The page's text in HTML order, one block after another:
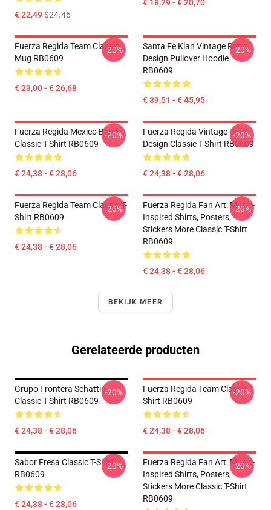
€ 22,49$24.45
€ 18,29 - € 20,70
Fuerza Regida Team Classic
Mug RB0609
€ 23,00 - € 26,68
-20%
Santa Fe Klan Vintage Retro
Design Pullover Hoodie
RB0609
€ 39,51 - € 45,95
-20%
Fuerza Regida Mexico Band
Classic T-Shirt RB0609
€ 24,38 - € 28,06
-20%
Fuerza Regida Vintage Retro
Design Classic T-Shirt RB0609
€ 24,38 - € 28,06
-20%
Fuerza Regida Team Classic T-
Shirt RB0609
€ 24,38 - € 28,06
-20%
Fuerza Regida Fan Art: Music-
Inspired Shirts, Posters,
Stickers More Classic T-Shirt
RB0609
€ 24,38 - € 28,06
-20%
BEKIJK MEER
Gerelateerde producten
Grupo Frontera Schattig
Classic T-Shirt RB0609
€ 24,38 - € 28,06
-20%
Fuerza Regida Team Classic T-
Shirt RB0609
€ 24,38 - € 28,06
-20%
Sabor Fresa Classic T-Shirt
RB0609
€ 24,38 - € 28,06
-20%
Fuerza Regida Fan Art: Music-
Inspired Shirts, Posters,
Stickers More Classic T-Shirt
RB0609
-20%